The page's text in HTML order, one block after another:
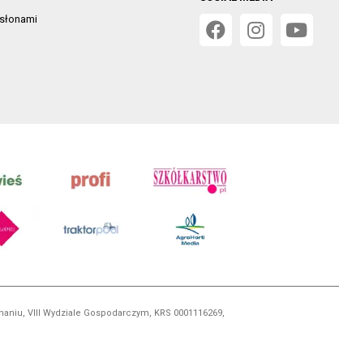
VIII Wydziale Gospodarczym, KRS 0001116269,